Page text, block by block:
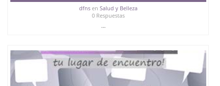
dfnsen Salud y Belleza
0 Respuestas
...